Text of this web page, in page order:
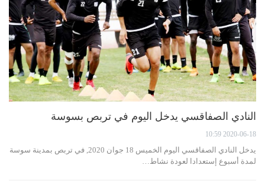
النادي الصفاقسي يدخل اليوم في تربص بسوسة
2020-06-18 10:59
يدخل النادي الصفاقسي اليوم الخميس 18 جوان 2020, في تربص بمدينة سوسة
لمدة أسبوع إستعدادا لعودة نشاط…